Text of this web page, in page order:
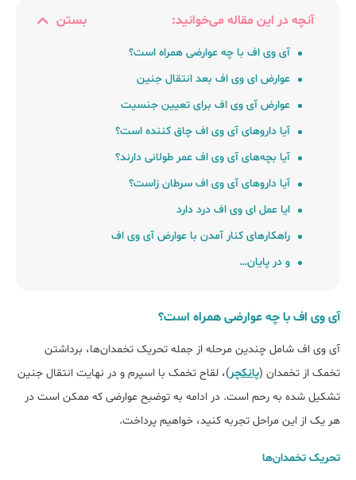
آنچه در این مقاله می‌خوانید: بستن
آی وی اف با چه عوارضی همراه است؟
عوارض ای وی اف بعد انتقال جنین
عوارض آی وی اف برای تعیین جنسیت
آیا داروهای آی وی اف چاق کننده است؟
آیا بچه‌های آی وی اف عمر طولانی دارند؟
آیا داروهای آی وی اف سرطان زاست؟
ایا عمل ای وی اف درد دارد
راهکارهای کنار آمدن با عوارض آی وی اف
و در پایان…
آی وی اف با چه عوارضی همراه است؟
آی وی اف شامل چندین مرحله از جمله تحریک تخمدان‌ها، برداشتن
تخمک از تخمدان (پانکچر)، لقاح تخمک با اسپرم و در نهایت انتقال جنین
تشکیل شده به رحم است. در ادامه به توضیح عوارضی که ممکن است در
هر یک از این مراحل تجربه کنید، خواهیم پرداخت.
تحریک تخمدان‌ها